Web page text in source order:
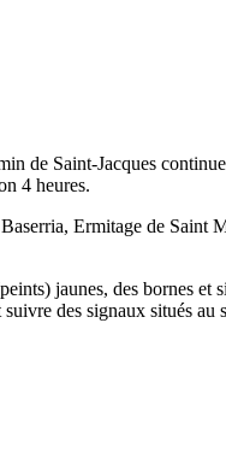
de Saint-Jacques
4 heures.
Ermitage de Saint
jaunes, des bornes et
des signaux situés au